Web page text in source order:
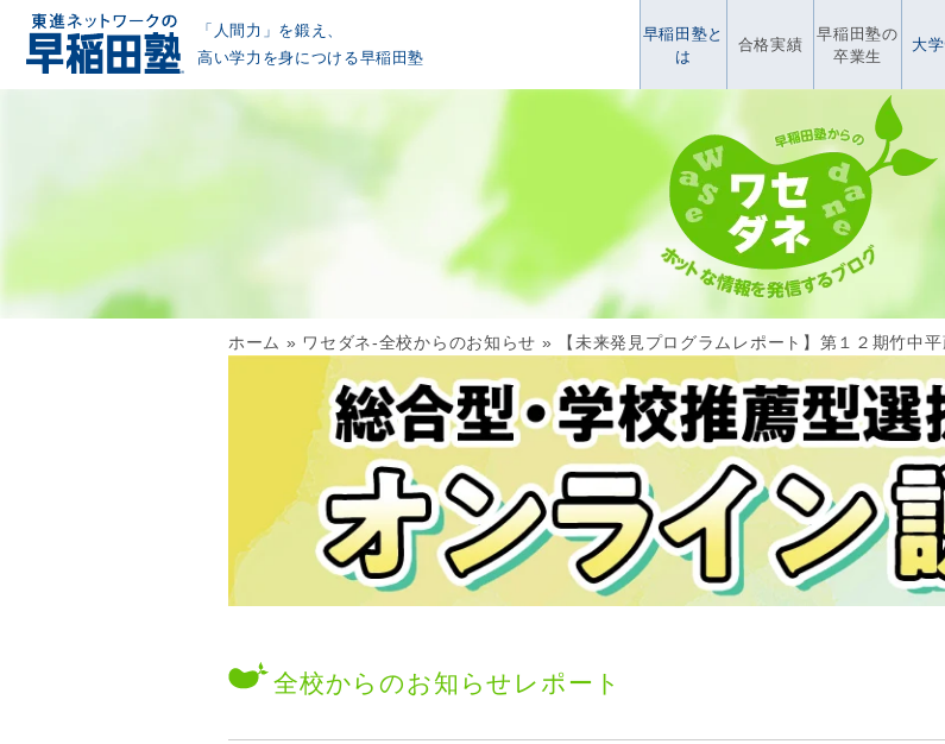
「人間力」を鍛え、
高い学力を身につける早稲田塾
早稲田塾と
は
合格実績
早稲田塾の
卒業生
大
ホーム » ワセダネ-全校からのお知らせ » 【未来発見プログラムレポート】第１２期竹中
全校からのお知らせ レポート